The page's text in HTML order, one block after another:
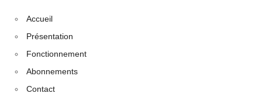
Accueil
Présentation
Fonctionnement
Abonnements
Contact